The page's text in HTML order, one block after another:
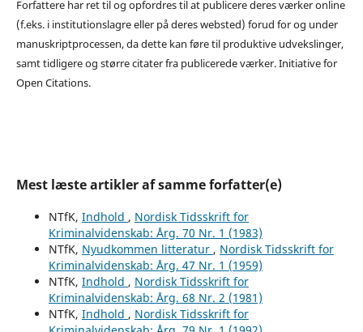
Forfattere har ret til og opfordres til at publicere deres værker online
(f.eks. i institutionslagre eller på deres websted) forud for og under
manuskriptprocessen, da dette kan føre til produktive udvekslinger,
samt tidligere og større citater fra publicerede værker. Initiative for
Open Citations.
Mest læste artikler af samme forfatter(e)
NTfK, Indhold , Nordisk Tidsskrift for
Kriminalvidenskab: Årg. 70 Nr. 1 (1983)
NTfK, Nyudkommen litteratur , Nordisk Tidsskrift for
Kriminalvidenskab: Årg. 47 Nr. 1 (1959)
NTfK, Indhold , Nordisk Tidsskrift for
Kriminalvidenskab: Årg. 68 Nr. 2 (1981)
NTfK, Indhold , Nordisk Tidsskrift for